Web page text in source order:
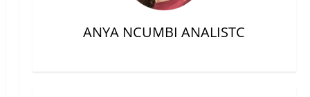
ANYA NCUMBI ANALISTC